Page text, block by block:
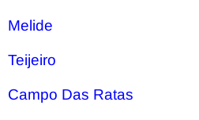
Melide
Teijeiro
Campo Das Ratas